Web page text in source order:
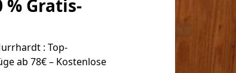
Gratis-
: Top-
ab 78€ – Kostenlose